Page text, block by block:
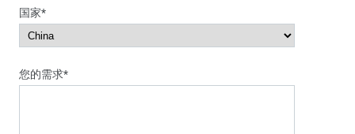
国家*
您的需求*